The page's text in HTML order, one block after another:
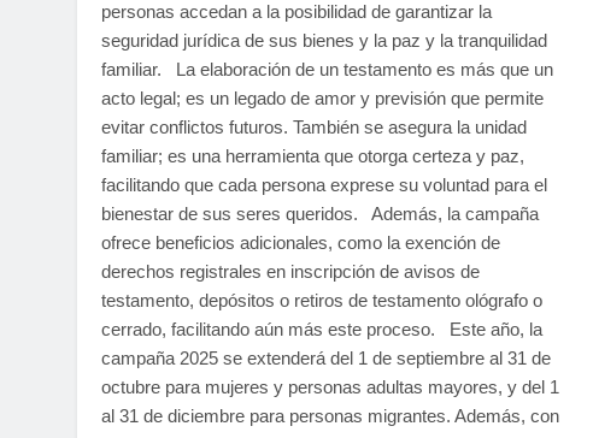
personas accedan a la posibilidad de garantizar la
seguridad jurídica de sus bienes y la paz y la tranquilidad
familiar. La elaboración de un testamento es más que un
acto legal; es un legado de amor y previsión que permite
evitar conflictos futuros. También se asegura la unidad
familiar; es una herramienta que otorga certeza y paz,
facilitando que cada persona exprese su voluntad para el
bienestar de sus seres queridos. Además, la campaña
ofrece beneficios adicionales, como la exención de
derechos registrales en inscripción de avisos de
testamento, depósitos o retiros de testamento ológrafo o
cerrado, facilitando aún más este proceso. Este año, la
campaña 2025 se extenderá del 1 de septiembre al 31 de
octubre para mujeres y personas adultas mayores, y del 1
al 31 de diciembre para personas migrantes. Además, con